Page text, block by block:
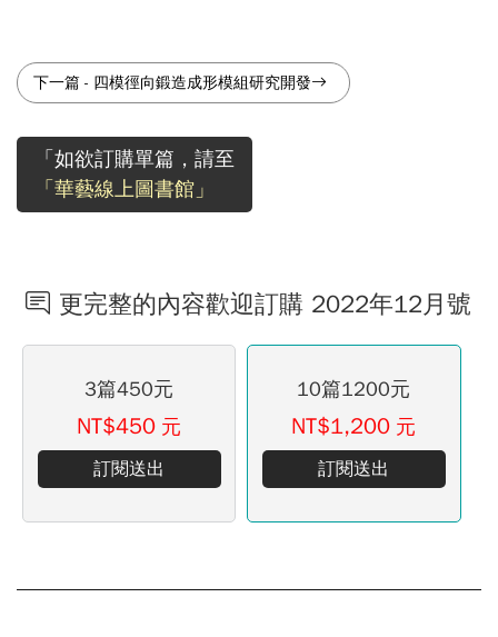
下一篇 - 四模徑向鍛造成形模組研究開發
「如欲訂購單篇，請至
「華藝線上圖書館」
更完整的內容歡迎訂購 2022年12月號
3篇450元
NT$450 元
訂閱送出
10篇1200元
NT$1,200 元
訂閱送出